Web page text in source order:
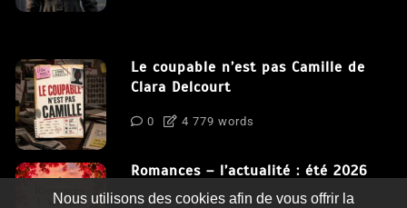
Le coupable n’est pas Camille de
Clara Delcourt
0 4 779 words
Romances – l’actualité : été 2026
Nous utilisons des cookies afin de vous offrir la